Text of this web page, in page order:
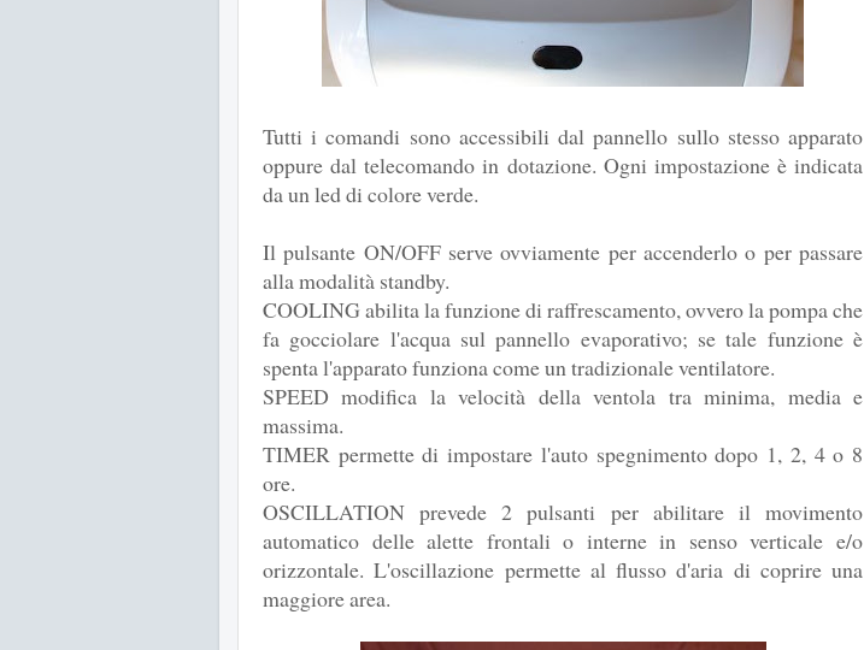
Tutti i comandi sono accessibili dal pannello sullo stesso apparato
oppure dal telecomando in dotazione. Ogni impostazione è indicata
da un led di colore verde.
Il pulsante ON/OFF serve ovviamente per accenderlo o per passare
alla modalità standby.
COOLING abilita la funzione di raffrescamento, ovvero la pompa che
fa gocciolare l'acqua sul pannello evaporativo; se tale funzione è
spenta l'apparato funziona come un tradizionale ventilatore.
SPEED modifica la velocità della ventola tra minima, media e
massima.
TIMER permette di impostare l'auto spegnimento dopo 1, 2, 4 o 8
ore.
OSCILLATION prevede 2 pulsanti per abilitare il movimento
automatico delle alette frontali o interne in senso verticale e/o
orizzontale. L'oscillazione permette al flusso d'aria di coprire una
maggiore area.